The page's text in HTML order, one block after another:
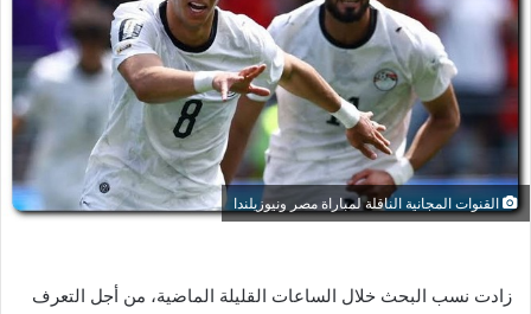
ر
ي
د
ا
إ
ل
ك
ت
ن
القنوات المجانية الناقلة لمباراة مصر ونيوزيلندا
زادت نسب البحث خلال الساعات القليلة الماضية، من أجل التعرف